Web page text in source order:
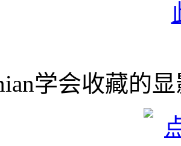
学会收藏的